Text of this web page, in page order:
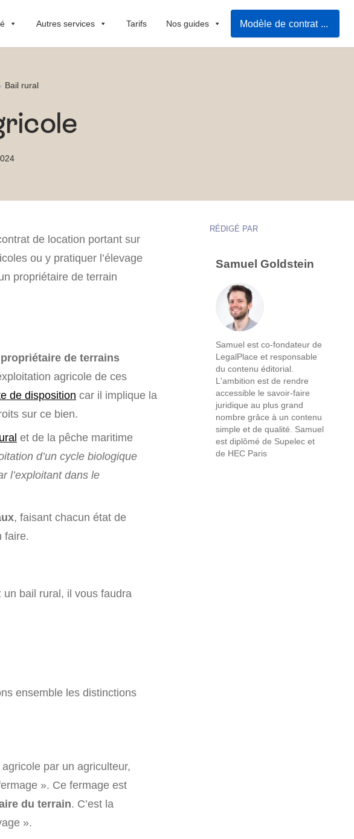
Autres services Tarifs Nos guides Modèle de contrat de location
Bail rural
de location portant sur
ou y pratiquer l’élevage
propriétaire de terrain
de terrains
agricole de ces
de disposition car il implique la
sur ce bien.
et de la pêche maritime
d’un cycle biologique
l’exploitant dans le
, faisant chacun état de
faire.
un bail rural, il vous faudra
ensemble les distinctions
par un agriculteur,
». Ce fermage est
du terrain. C’est la
».
RÉDIGÉ PAR
Samuel Goldstein
Samuel est co-fondateur de
LegalPlace et responsable
du contenu éditorial.
L'ambition est de rendre
accessible le savoir-faire
juridique au plus grand
nombre grâce à un contenu
simple et de qualité. Samuel
est diplômé de Supelec et
de HEC Paris